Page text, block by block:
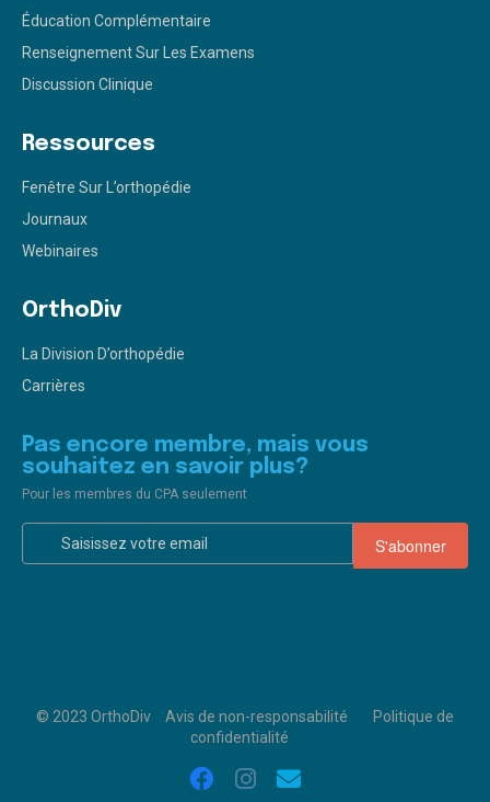
Éducation Complémentaire
Renseignement Sur Les Examens
Discussion Clinique
Ressources
Fenêtre Sur L’orthopédie
Journaux
Webinaires
OrthoDiv
La Division D’orthopédie
Carrières
Pas encore membre, mais vous
souhaitez en savoir plus?
Pour les membres du CPA seulement
© 2023 OrthoDiv Avis de non-responsabilité
Politique de
confidentialité